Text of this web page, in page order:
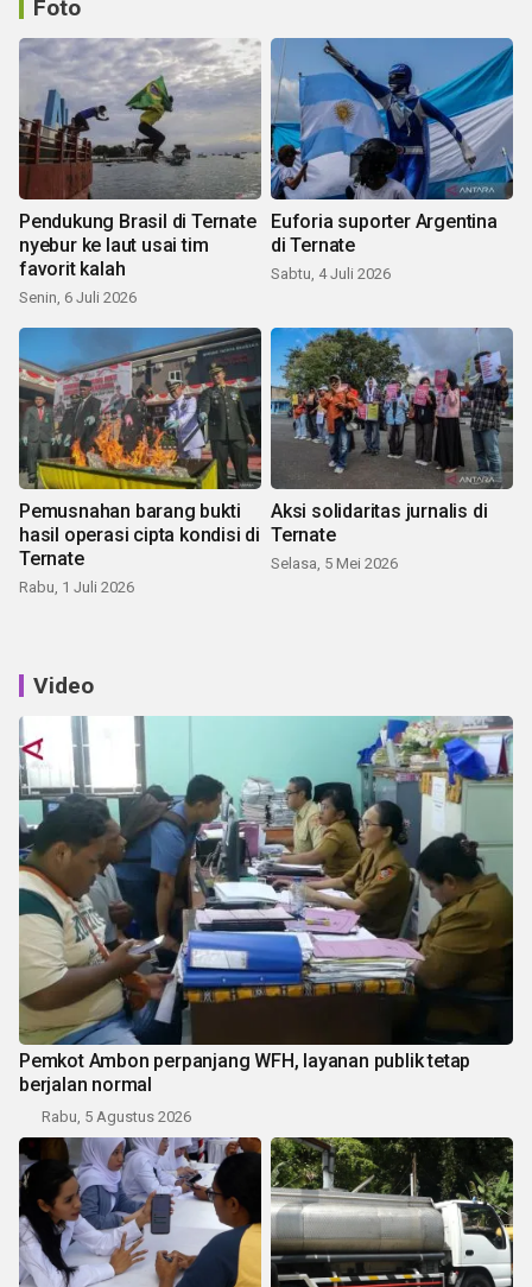
Foto
Pendukung Brasil di Ternate
nyebur ke laut usai tim
favorit kalah
Senin, 6 Juli 2026
Euforia suporter Argentina
di Ternate
Sabtu, 4 Juli 2026
Pemusnahan barang bukti
hasil operasi cipta kondisi di
Ternate
Rabu, 1 Juli 2026
Aksi solidaritas jurnalis di
Ternate
Selasa, 5 Mei 2026
Video
Pemkot Ambon perpanjang WFH, layanan publik tetap
berjalan normal
Rabu, 5 Agustus 2026